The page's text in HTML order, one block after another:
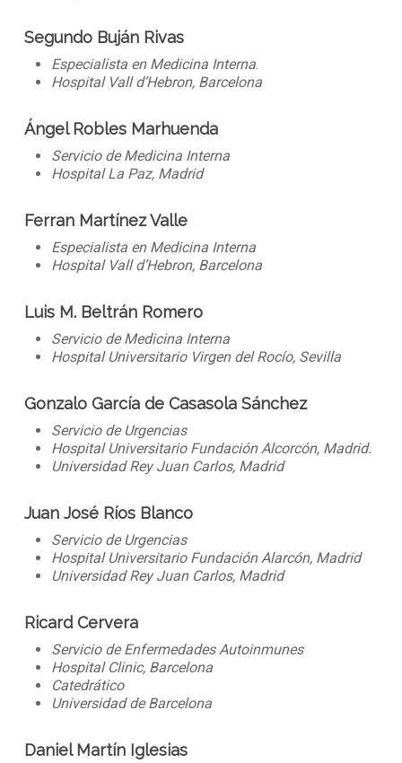
Segundo Buján Rivas
Especialista en Medicina Interna.
Hospital Vall d’Hebron, Barcelona
Ángel Robles Marhuenda
Servicio de Medicina Interna
Hospital La Paz, Madrid
Ferran Martínez Valle
Especialista en Medicina Interna
Hospital Vall d’Hebron, Barcelona
Luis M. Beltrán Romero
Servicio de Medicina Interna
Hospital Universitario Virgen del Rocío, Sevilla
Gonzalo García de Casasola Sánchez
Servicio de Urgencias
Hospital Universitario Fundación Alcorcón, Madrid.
Universidad Rey Juan Carlos, Madrid
Juan José Ríos Blanco
Servicio de Urgencias
Hospital Universitario Fundación Alarcón, Madrid
Universidad Rey Juan Carlos, Madrid
Ricard Cervera
Servicio de Enfermedades Autoinmunes
Hospital Clinic, Barcelona
Catedrático
Universidad de Barcelona
Daniel Martín Iglesias